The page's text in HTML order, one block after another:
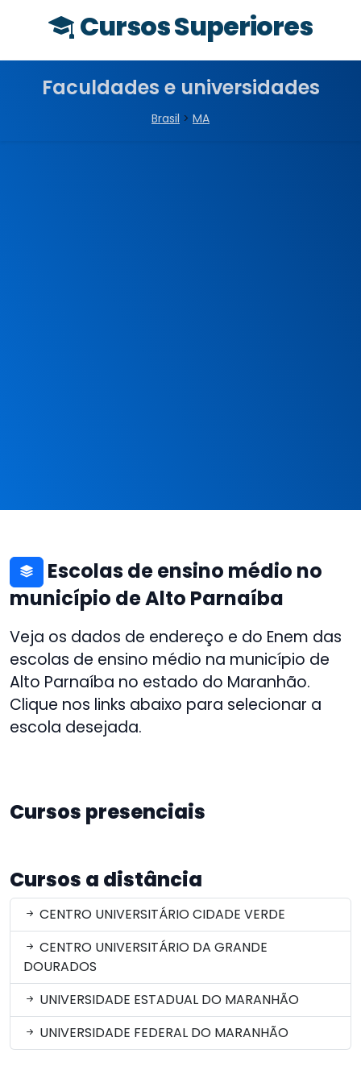
Cursos Superiores
Faculdades e universidades
Brasil > MA
Escolas de ensino médio no
município de Alto Parnaíba
Veja os dados de endereço e do Enem das
escolas de ensino médio na município de
Alto Parnaíba no estado do Maranhão.
Clique nos links abaixo para selecionar a
escola desejada.
Cursos presenciais
Cursos a distância
CENTRO UNIVERSITÁRIO CIDADE VERDE
CENTRO UNIVERSITÁRIO DA GRANDE
DOURADOS
UNIVERSIDADE ESTADUAL DO MARANHÃO
UNIVERSIDADE FEDERAL DO MARANHÃO